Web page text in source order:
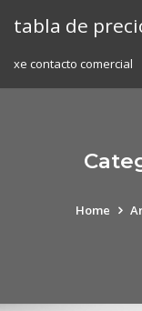
tabla de
xe contacto comercial
Home